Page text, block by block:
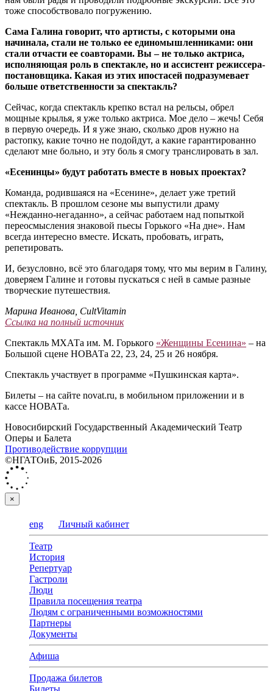
тоже способствовало погружению.
Сама Галина говорит, что артисты, с которыми она
начинала, стали не только ее единомышленниками: они
стали отчасти ее соавторами. Вы – не только актриса,
исполняющая роль в спектакле, но и ассистент режиссера-
постановщика. Какая из этих ипостасей подразумевает
больше ответственности за спектакль?
Сейчас, когда спектакль крепко встал на рельсы, обрел
мощные крылья, я уже только актриса. Мое дело – жечь! Себя
в первую очередь. И я уже знаю, сколько дров нужно на
растопку, какие точно не подойдут, а какие гарантированно
сделают мне больно, и эту боль я смогу транслировать в зал.
«Есенинцы» будут работать вместе в новых проектах?
Команда, родившаяся на «Есенине», делает уже третий
спектакль. В прошлом сезоне мы выпустили драму
«Нежданно-негаданно», а сейчас работаем над попыткой
переосмысления знаковой пьесы Горького «На дне». Нам
всегда интересно вместе. Искать, пробовать, играть,
репетировать.
И, безусловно, всё это благодаря тому, что мы верим в Галину,
доверяем Галине и готовы пускаться с ней в самые разные
творческие путешествия.
Марина Иванова, CultVitamin
Ссылка на полный источник
Спектакль МХАТа им. М. Горького «Женщины Есенина» – на
Большой сцене НОВАТа 22, 23, 24, 25 и 26 ноября.
Спектакль участвует в программе «Пушкинская карта».
Билеты – на сайте novat.ru, в мобильном приложении и в
кассе НОВАТа.
Новосибирский Государственный Академический Театр
Оперы и Балета
Противодействие коррупции
©НГАТОиБ, 2015-2026
×
eng Личный кабинет
Театр
История
Репертуар
Гастроли
Люди
Правила посещения театра
Людям с ограниченными возможностями
Партнеры
Документы
Афиша
Продажа билетов
Билеты